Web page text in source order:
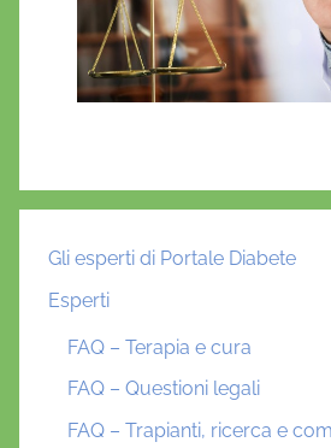
Gli esperti di Portale Diabete
Esperti
FAQ – Terapia e cura
FAQ – Questioni legali
FAQ – Trapianti, ricerca e